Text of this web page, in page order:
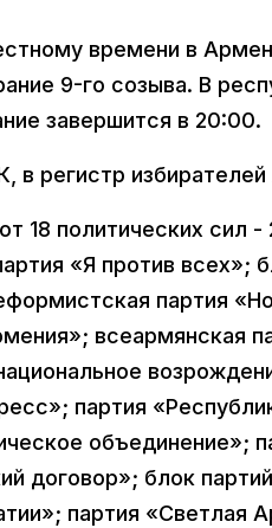
времени в
9-го созыва. В
завершится в 20:00.
в регистр
18 политических сил
«Я против всех»;
партия
всеармянская
партия
объединение»;
договор»; блок
партия «Светлая